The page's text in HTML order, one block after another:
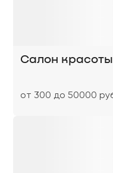
Салон
от 300 до 50000